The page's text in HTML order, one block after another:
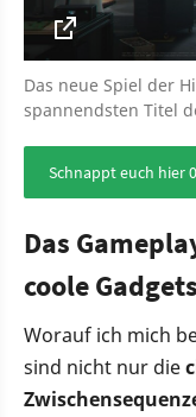
Das neue Spiel der
spannendsten Titel
Schnappt euch hier
Das
coole
Worauf ich mich
sind nicht nur die